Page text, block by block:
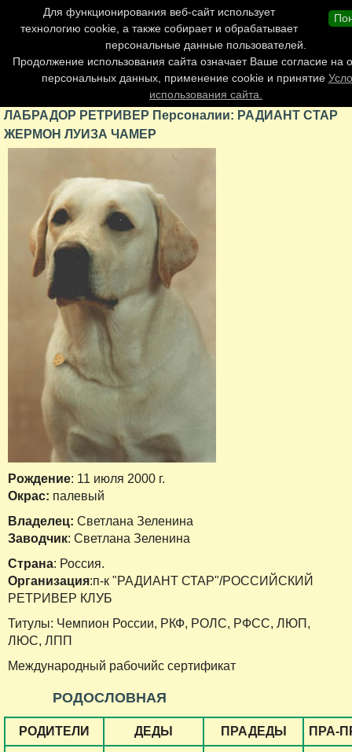
Главная страница
Обновления сайта
Персоналии
Форум
ЛАБРАДОР РЕТРИВЕР Персоналии: РАДИАНТ СТАР
ЖЕРМОН ЛУИЗА ЧАМЕР
Рождение: 11 июля 2000 г.
Окрас: палевый
Владелец: Светлана Зеленина
Заводчик: Светлана Зеленина
Страна: Россия.
Организация:п-к "РАДИАНТ СТАР"/РОССИЙСКИЙ
РЕТРИВЕР КЛУБ
Титулы: Чемпион России, РКФ, РОЛС, РФСС, ЛЮП,
ЛЮС, ЛПП
Международный рабочийс сертификат
РОДОСЛОВНАЯ
РОДИТЕЛИ ДЕДЫ ПРАДЕДЫ ПРА-
Для функционирования веб-сайт использует
технологию cookie, а также собирает и обрабатывает
персональные данные пользователей.
Продолжение использования сайта означает Ваше согласие на
персональных данных, применение cookie и принятие
использования сайта.